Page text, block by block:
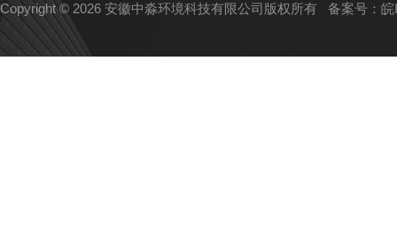
Copyright © 2026 安徽中淼环境科技有限公司版权所有 备案号：